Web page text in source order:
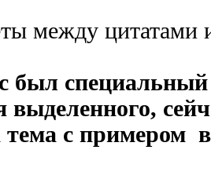
между цитатами
был
выделенного,
тема с примером